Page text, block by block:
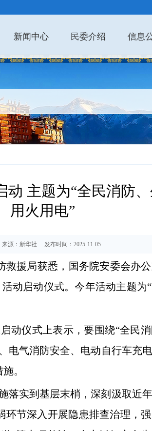
新闻中心 民委介绍 信息
动 主题为“全民消防
用火用电”
来源：新华社 发布时间：2025-11-05
救援局获悉，国务院安委会办
动启动仪式。今年活动主题
动仪式上表示，要围绕“全民
电气消防安全、电动自行车充
。
落实到基层末梢，深刻汲取近
节深入开展隐患排查治理，